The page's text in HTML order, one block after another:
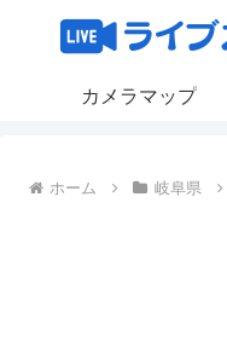
カメラマップ
ホーム 岐阜県